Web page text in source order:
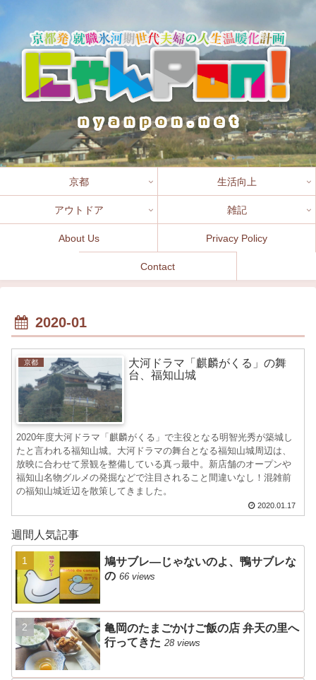
京都 生活向上
アウトドア 雑記
About Us Privacy Policy
Contact
2020-01
京都
大河ドラマ「麒麟がくる」の舞
台、福知山城
2020年度大河ドラマ「麒麟がくる」で主役となる明智光秀が築城し
たと言われる福知山城。大河ドラマの舞台となる福知山城周辺は、
放映に合わせて景観を整備している真っ最中。新店舗のオープンや
福知山名物グルメの発掘などで注目されること間違いなし！混雑前
の福知山城近辺を散策してきました。
2020.01.17
週間人気記事
鳩サブレ―じゃないのよ、鴨サブレな
の 66 views
亀岡のたまごかけご飯の店 弁天の里へ
行ってきた 28 views